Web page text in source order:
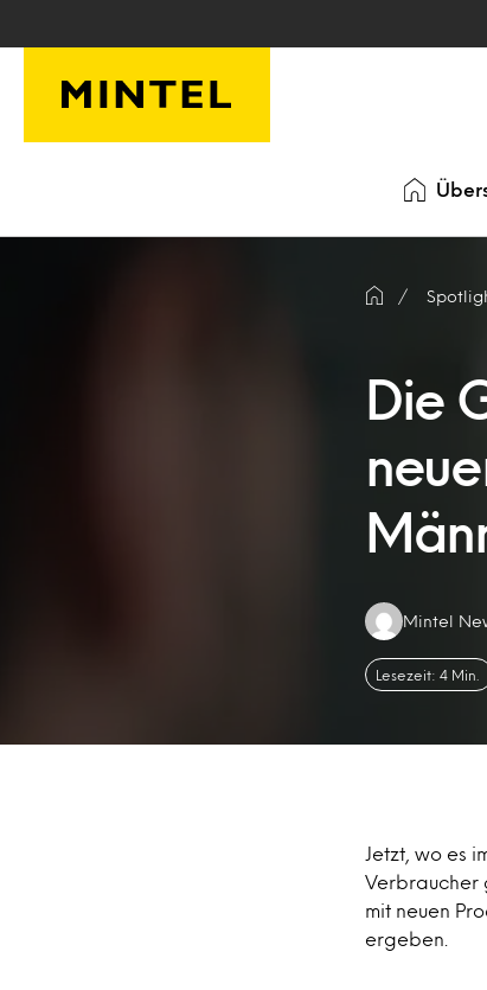
Die
Authors:
Mintel
Lesezeit: 4 Min.
Jetzt, wo es
Verbraucher
mit neuen
ergeben.